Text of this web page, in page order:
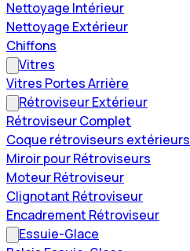
Nettoyage Intérieur
Nettoyage Extérieur
Chiffons
Vitres
Vitres Portes Arrière
Rétroviseur Extérieur
Rétroviseur Complet
Coque rétroviseurs extérieurs
Miroir pour Rétroviseurs
Moteur Rétroviseur
Clignotant Rétroviseur
Encadrement Rétroviseur
Essuie-Glace